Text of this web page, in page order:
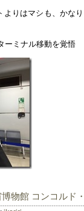
よりはマシも、かな
ーミナル移動を覚悟
物館 コンコルド